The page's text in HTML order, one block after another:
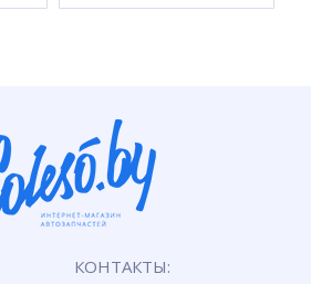
КОНТАКТЫ: